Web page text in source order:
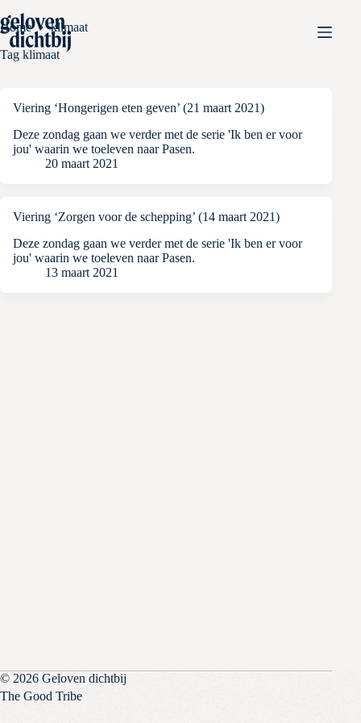
naar
de
inhoud
Home
klimaat
Tag klimaat
Viering ‘Hongerigen eten geven’ (21 maart 2021)
Deze zondag gaan we verder met de serie 'Ik ben er voor
jou' waarin we toeleven naar Pasen.
20 maart 2021
Viering ‘Zorgen voor de schepping’ (14 maart 2021)
Deze zondag gaan we verder met de serie 'Ik ben er voor
jou' waarin we toeleven naar Pasen.
13 maart 2021
© 2026 Geloven dichtbij
The Good Tribe